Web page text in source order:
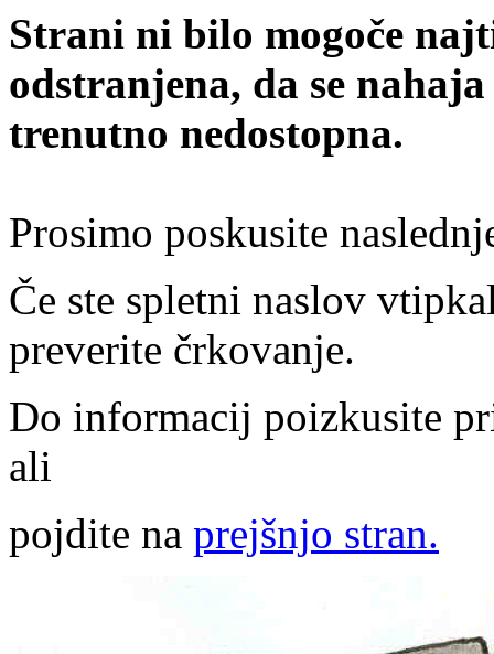
Strani ni bilo mogoče
odstranjena, da se
trenutno nedostopna.
Prosimo poskusite
Če ste spletni naslov
preverite črkovanje.
Do informacij poizkusite
ali
pojdite na prejšnjo stran.